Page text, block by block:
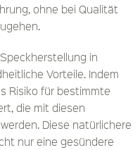
ohne bei Qualität
in
Vorteile. Indem
Risiko für bestimmte
die mit diesen
Diese natürlichere
nur eine gesündere